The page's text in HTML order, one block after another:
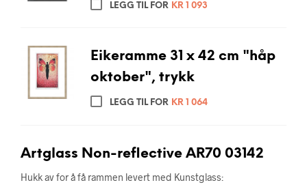
LEGG TIL FOR KR 1 093
Eikeramme 31 x 42 cm "håp
oktober", trykk
LEGG TIL FOR KR1 064
Artglass Non-reflective AR70 03142
Hukk av for å få rammen levert med Kunstglass: